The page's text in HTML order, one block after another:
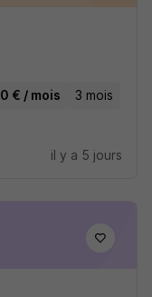
€ / mois 3 mois
il y a 5 jours